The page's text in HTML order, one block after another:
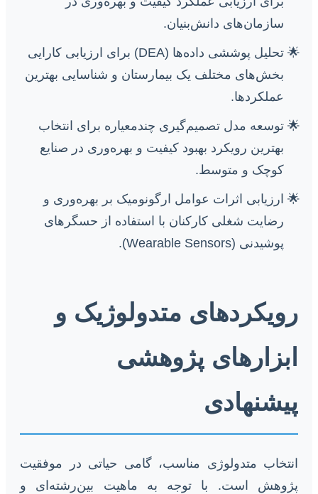
سازمان‌های دانش‌بنیان.
تحلیل پوششی داده‌ها (DEA) برای ارزیابی کارایی
بخش‌های مختلف یک بیمارستان و شناسایی بهترین
عملکردها.
توسعه مدل تصمیم‌گیری چندمعیاره برای انتخاب
بهترین رویکرد بهبود کیفیت و بهره‌وری در صنایع
کوچک و متوسط.
ارزیابی اثرات عوامل ارگونومیک بر بهره‌وری و
رضایت شغلی کارکنان با استفاده از حسگرهای
پوشیدنی (Wearable Sensors).
رویکردهای متدولوژیک و
ابزارهای پژوهشی
پیشنهادی
انتخاب متدولوژی مناسب، گامی حیاتی در موفقیت
پژوهش است. با توجه به ماهیت بین‌رشته‌ای و